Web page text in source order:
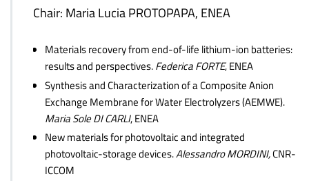
Chair: Maria Lucia PROTOPAPA, ENEA
Materials recovery from end-of-life lithium-ion batteries:
results and perspectives.Federica FORTE, ENEA
Synthesis and Characterization of a Composite Anion
Exchange Membrane for Water Electrolyzers (AEMWE).
Maria Sole DI CARLI, ENEA
New materials for photovoltaic and integrated
photovoltaic-storage devices.Alessandro MORDINI,CNR-
ICCOM